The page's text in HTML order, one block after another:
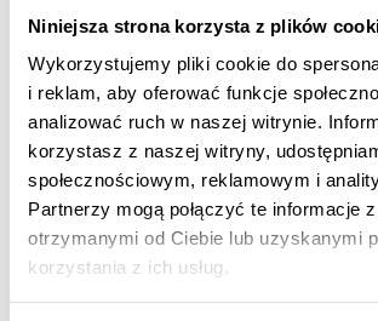
Niniejsza strona korzysta z plików
Wykorzystujemy pliki cookie do
i reklam, aby oferować funkcje
analizować ruch w naszej witrynie.
korzystasz z naszej witryny,
społecznościowym, reklamowym i
Partnerzy mogą połączyć te informacje
otrzymanymi od Ciebie lub uzyskanymi
korzystania z ich usług.
N4 2
N4 11 35,54 2 drugie
N4 12 67,81 4 drugie